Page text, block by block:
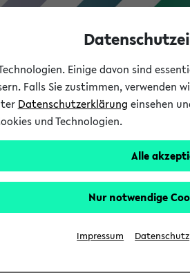
Studium
welches Sie für Ihre Sitzung
Einige davon sind
Falls Sie zustimmen,
Datenschutzerklärung einsehen
und Technologien.
Alle
Nur notwendige
Impressum Datenschutz